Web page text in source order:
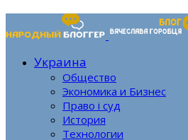
Украина
Общество
Экономика и Бизнес
Право і суд
История
Технологии